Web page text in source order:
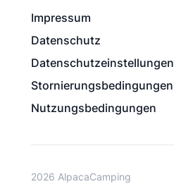
Impressum
Datenschutz
Datenschutzeinstellungen
Stornierungsbedingungen
Nutzungsbedingungen
2026 AlpacaCamping